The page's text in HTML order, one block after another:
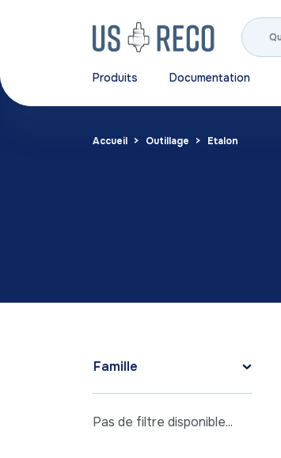
Produits Documentation
Accueil Outillage Etalon
Famille
Pas de filtre disponible...